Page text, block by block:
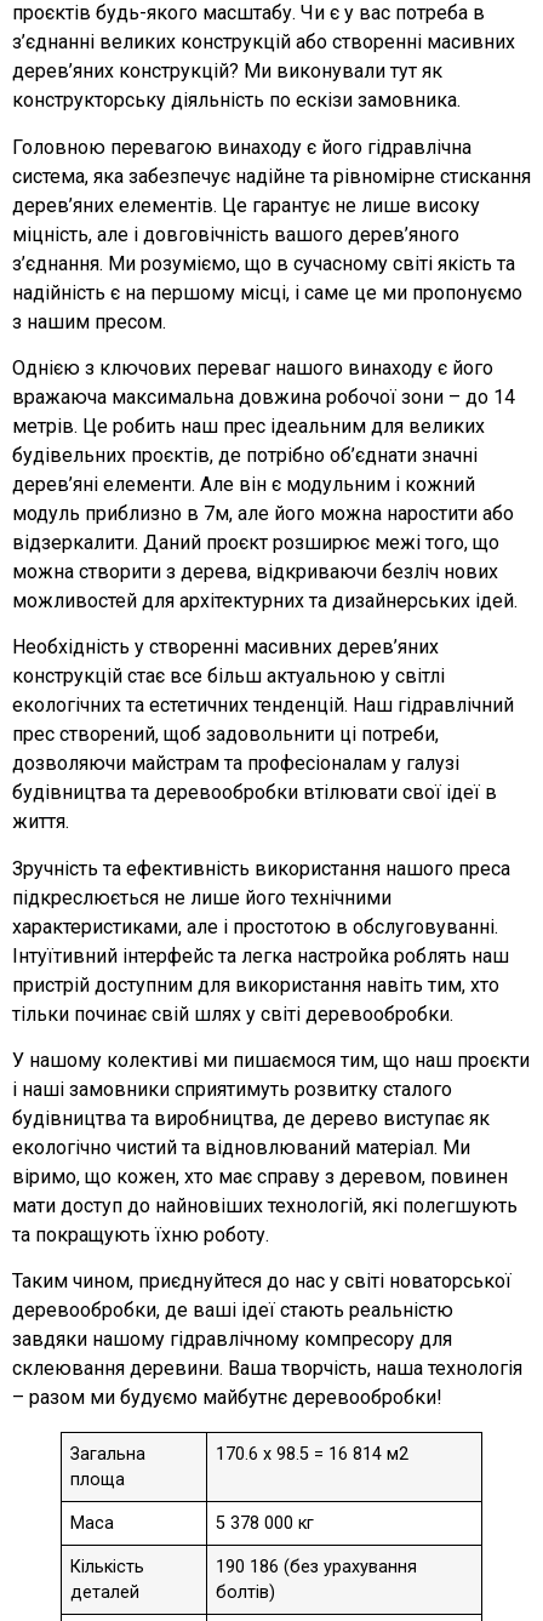
проєктів будь-якого масштабу. Чи є у вас потреба в
з’єднанні великих конструкцій або створенні масивних
дерев’яних конструкцій? Ми виконували тут як
конструкторську діяльність по ескізи замовника.
Головною перевагою винаходу є його гідравлічна
система, яка забезпечує надійне та рівномірне стискання
дерев’яних елементів. Це гарантує не лише високу
міцність, але і довговічність вашого дерев’яного
з’єднання. Ми розуміємо, що в сучасному світі якість та
надійність є на першому місці, і саме це ми пропонуємо
з нашим пресом.
Однією з ключових переваг нашого винаходу є його
вражаюча максимальна довжина робочої зони – до 14
метрів. Це робить наш прес ідеальним для великих
будівельних проєктів, де потрібно об’єднати значні
дерев’яні елементи. Але він є модульним і кожний
модуль приблизно в 7м, але його можна наростити або
відзеркалити. Даний проєкт розширює межі того, що
можна створити з дерева, відкриваючи безліч нових
можливостей для архітектурних та дизайнерських ідей.
Необхідність у створенні масивних дерев’яних
конструкцій стає все більш актуальною у світлі
екологічних та естетичних тенденцій. Наш гідравлічний
прес створений, щоб задовольнити ці потреби,
дозволяючи майстрам та професіоналам у галузі
будівництва та деревообробки втілювати свої ідеї в
життя.
Зручність та ефективність використання нашого преса
підкреслюється не лише його технічними
характеристиками, але і простотою в обслуговуванні.
Інтуїтивний інтерфейс та легка настройка роблять наш
пристрій доступним для використання навіть тим, хто
тільки починає свій шлях у світі деревообробки.
У нашому колективі ми пишаємося тим, що наш проєкти
і наші замовники сприятимуть розвитку сталого
будівництва та виробництва, де дерево виступає як
екологічно чистий та відновлюваний матеріал. Ми
віримо, що кожен, хто має справу з деревом, повинен
мати доступ до найновіших технологій, які полегшують
та покращують їхню роботу.
Таким чином, приєднуйтеся до нас у світі новаторської
деревообробки, де ваші ідеї стають реальністю
завдяки нашому гідравлічному компресору для
склеювання деревини. Ваша творчість, наша технологія
– разом ми будуємо майбутнє деревообробки!
Загальна
площа
170.6 x 98.5 = 16 814 м2
Маса 5 378 000 кг
Кількість
деталей
190 186 (без урахування
болтів)